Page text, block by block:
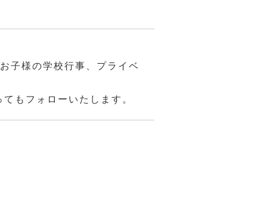
子様の学校行事、プライベ
もフォローいたします。